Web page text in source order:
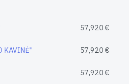
57,920 €
KAVINĖ" 57,920 €
57,920 €